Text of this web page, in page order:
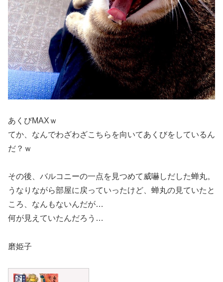
あくびMAXｗ
てか、なんでわざわざこちらを向いてあくびをしているん
だ？ｗ
その後、バルコニーの一点を見つめて威嚇しだした蝉丸。
うなりながら部屋に戻っていったけど、蝉丸の見ていたと
ころ、なんもないんだが…
何が見えていたんだろう…
磨姫子